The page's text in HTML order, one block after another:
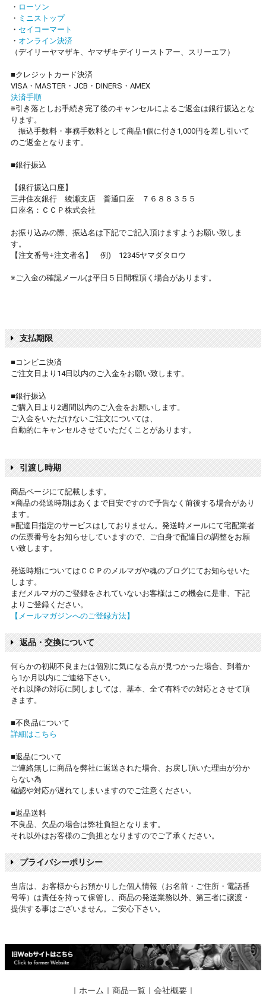
・ ローソン
・ ミニストップ
・ セイコーマート
・ オンライン決済
（デイリーヤマザキ、ヤマザキデイリーストアー、スリーエフ）
■クレジットカード決済
VISA・MASTER・JCB・DINERS・AMEX
決済手順
※引き落としお手続き完了後のキャンセルによるご返金は銀行振込とな
ります。
振込手数料・事務手数料として商品1個に付き1,000円を差し引いて
のご返金となります。
■銀行振込
【銀行振込口座】
三井住友銀行 綾瀬支店 普通口座 ７６８８３５５
口座名：ＣＣＰ株式会社
お振り込みの際、振込名は下記でご記入頂けますようお願い致しま
す。
【注文番号+注文者名】 例) 12345ヤマダタロウ
※ご入金の確認メールは平日５日間程頂く場合があります。
支払期限
■コンビニ決済
ご注文日より14日以内のご入金をお願い致します。
■銀行振込
ご購入日より2週間以内のご入金をお願いします。
ご入金をいただけないご注文については、
自動的にキャンセルさせていただくことがあります。
引渡し時期
商品ページにて記載します。
※商品の発送時期はあくまで目安ですので予告なく前後する場合があり
ます。
※配達日指定のサービスはしておりません。発送時メールにて宅配業者
の伝票番号をお知らせしていますので、ご自身で配達日の調整をお願
い致します。
発送時期についてはＣＣＰのメルマガや魂のブログにてお知らせいた
します。
まだメルマガのご登録をされていないお客様はこの機会に是非、下記
よりご登録ください。
【メールマガジンへのご登録方法】
返品・交換について
何らかの初期不良または個別に気になる点が見つかった場合、到着か
ら1か月以内にご連絡下さい。
それ以降の対応に関しましては、基本、全て有料での対応とさせて頂
きます。
■不良品について
詳細はこちら
■返品について
ご連絡無しに商品を弊社に返送された場合、お戻し頂いた理由が分か
らない為
確認や対応が遅れてしまいますのでご注意ください。
■返品送料
不良品、欠品の場合は弊社負担となります。
それ以外はお客様のご負担となりますのでご了承ください。
プライバシーポリシー
当店は、お客様からお預かりした個人情報（お名前・ご住所・電話番
号等）は責任を持って保管し、商品の発送業務以外、第三者に譲渡・
提供する事はございません。ご安心下さい。
｜ ホーム ｜ 商品一覧 ｜ 会社概要 ｜